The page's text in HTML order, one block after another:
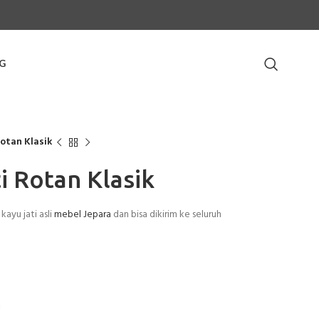
Klasik
Rotan Klasik
jati aslimebel Jepara dan bisa dikirim ke seluruh